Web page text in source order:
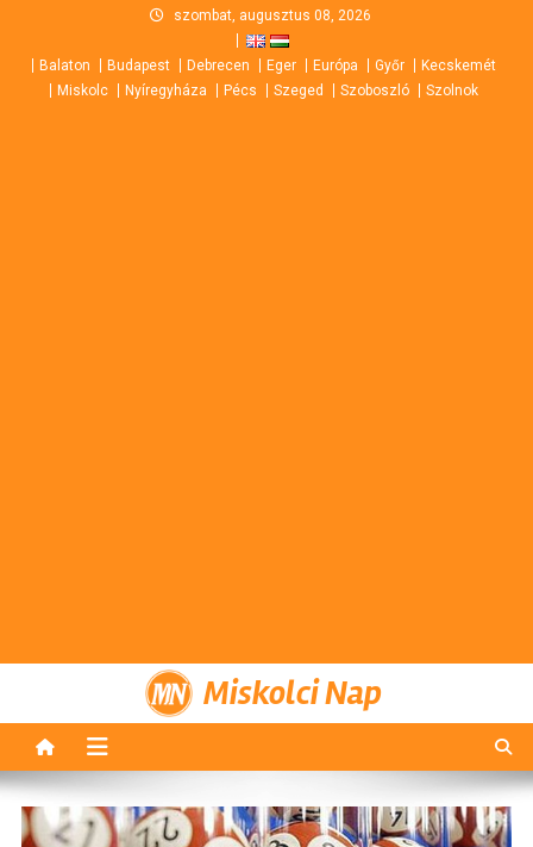
content
szombat, augusztus 08, 2026
Balaton Budapest Debrecen Eger Európa Győr
Kecskemét
Miskolc
Nyíregyháza Pécs Szeged Szoboszló Szolnok
Miskolci Nap